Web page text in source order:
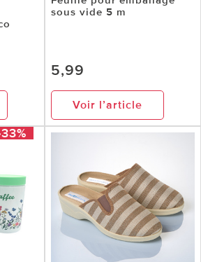
sous vide 5 m
5,99
Voir l’article